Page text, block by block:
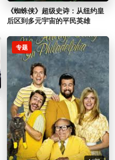
《蜘蛛侠》超级史诗：从纽约皇
后区到多元宇宙的平民英雄
专题